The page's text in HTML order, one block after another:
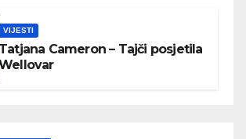
VIJESTI
Tatjana Cameron – Tajči posjetila